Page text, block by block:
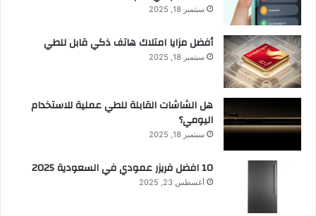
سبتمبر 18, 2025
أفضل مزايا امتلاك هاتف ذكي قابل للطي
سبتمبر 18, 2025
هل الشاشات القابلة للطي عملية للاستخدام
اليومي؟
سبتمبر 18, 2025
10 افضل فريزر عمودي​ في السعودية​ 2025
أغسطس 23, 2025